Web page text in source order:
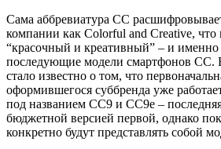
Сама аббревиатура CC
компании как Colorful and Creative, что
“красочный и креативный” – и именно
последующие модели смартфонов CC.
стало известно о том, что
оформившегося суббренда уже
под названием CC9 и CC9е –
бюджетной версией первой, однако
конкретно будут представлять собой